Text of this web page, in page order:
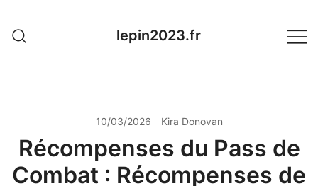
content
lepin2023.fr
10/03/2026 Kira Donovan
Récompenses du Pass de
Combat : Récompenses de